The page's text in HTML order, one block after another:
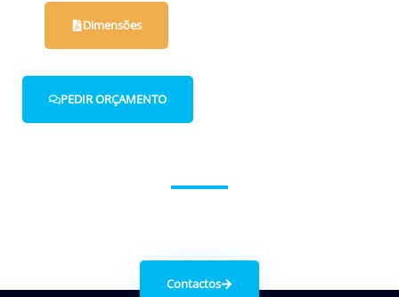
Dimensões
PEDIR ORÇAMENTO
Contactos